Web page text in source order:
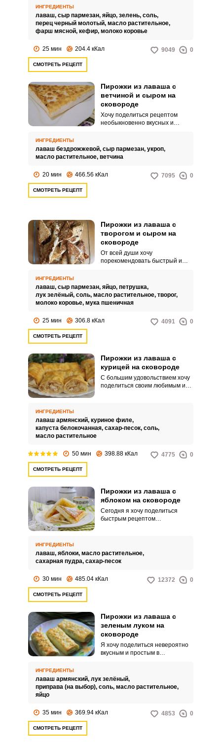
сыром на сковороде. Они
обязательно станут вашей
палочкой-выручалочкой, если
ИНГРЕДИЕНТЫ
лаваш, сыр пармезан, яйцо, зелень, соль,
перец черный молотый, масло растительное,
фарш мясной, кефир, молоко коровье
25 мин 204.4 кКал 9049 0
СМОТРЕТЬ РЕЦЕПТ
Пирожки из лаваша с
ветчиной и сыром на
сковороде
Хочу поделиться рецептом
необыкновенно вкусных и
и сыром на сковороде.
Любители домашней выпечки,
ИНГРЕДИЕНТЫ
лаваш бездрожжевой, сыр пармезан, укроп,
масло растительное, ветчина
20 мин 466.56 кКал 7095 0
СМОТРЕТЬ РЕЦЕПТ
Пирожки из лаваша с
творогом и сыром на
сковороде
От всей души хочу
порекомендовать быстрый и
из лаваша с творогом и сыром
на сковороде. Пирожки
готовятся очень быстро и
ИНГРЕДИЕНТЫ
лаваш, сыр пармезан, яйцо, петрушка,
лук зелёный, соль, масло растительное, творог,
молоко коровье, мука пшеничная
25 мин 306.8 кКал 4091 0
СМОТРЕТЬ РЕЦЕПТ
Пирожки из лаваша с
курицей на сковороде
С большим удовольствием хочу
поделиться своим любимым и
можно приготовить в качестве
сытного завтрака в выходной
день и приятно удивить свою
ИНГРЕДИЕНТЫ
лаваш армянский, куриное филе,
капуста белокочанная, сахар-песок, соль,
масло растительное
50 мин 398.88 кКал 4775 0
СМОТРЕТЬ РЕЦЕПТ
Пирожки из лаваша с
яблоком на сковороде
Сегодня я хочу поделиться
быстрым рецептом
выпечка получается хрустящей
с нежной и сочной начинкой.
ИНГРЕДИЕНТЫ
лаваш, яблоки, масло растительное,
сахарная пудра, сахар-песок
30 мин 485.04 кКал 12372 0
СМОТРЕТЬ РЕЦЕПТ
Пирожки из лаваша с
зеленым луком на
сковороде
Я хочу поделиться невероятно
вкусным и простым в
Безусловно, у каждой хозяйки
есть свои фирменные рецепты
ИНГРЕДИЕНТЫ
лаваш армянский, лук зелёный,
приправа (на выбор), соль, масло растительное,
яйцо
35 мин 369.94 кКал 4853 0
СМОТРЕТЬ РЕЦЕПТ